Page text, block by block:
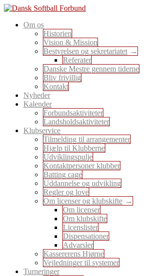
Skip
content
Dansk Softball Forbund
En sport for alle
Om os
Historien
Vision & Mission
Bestyrelsen og sekretariatet
Referater
Danske Mestre gennem tiderne
Bliv frivillig
Kontakt
Nyheder
Kalender
Forbundsaktiviteter
Landsholdsaktiviteter
Klubservice
Tilmelding til arrangementer
Hjælp til Klubberne
Udviklingspulje
Kontaktpersoner klubber
Batting cage
Uddannelse og udvikling
Regler og love
Om licenser og klubskifte
Om licenser
Om klubskifte
Licenslister
Dispensationer
Advarsler
Kassererens Hjørne
Vejledninger til systemer
Turneringer